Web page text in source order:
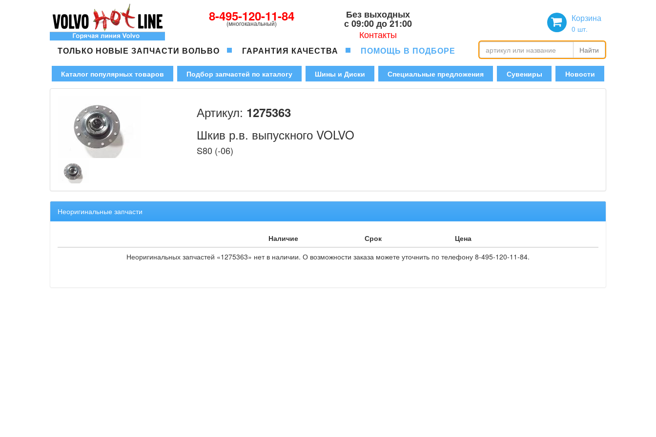
8-495-120-11-84
(многоканальный)
Без выходных
с 09:00 до 21:00
Контакты
Корзина
0 шт.
ТОЛЬКО НОВЫЕ ЗАПЧАСТИ ВОЛЬВО ГАРАНТИЯ КАЧЕСТВА ПОМОЩЬ В ПОДБОРЕ Найти
Каталог популярных товаров Подбор запчастей по каталогу Шины и Диски Специальные предложения Сувениры Новости
Артикул: 1275363
Шкив р.в. выпускного VOLVO
S80 (-06)
Неоригинальные запчасти
Наличие Срок
Цена
Неоригинальных запчастей «1275363» нет в наличии. О возможности заказа можете уточнить по телефону 8-495-120-11-84.